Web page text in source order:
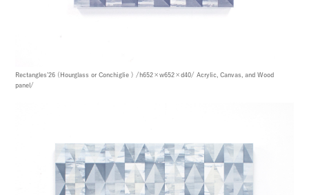
Rectangles’26 (Hourglass or Conchiglie ) /h652×w652×d40/Acrylic, Canvas, and Wood
panel/